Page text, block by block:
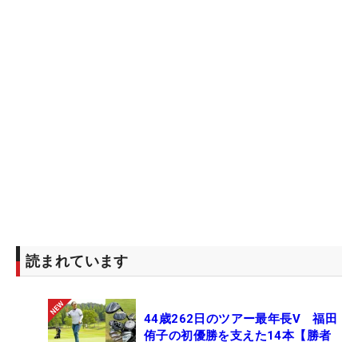
読まれています
44歳262日のツアー最年長V 福田
侑子の初優勝を支えた14本【勝者